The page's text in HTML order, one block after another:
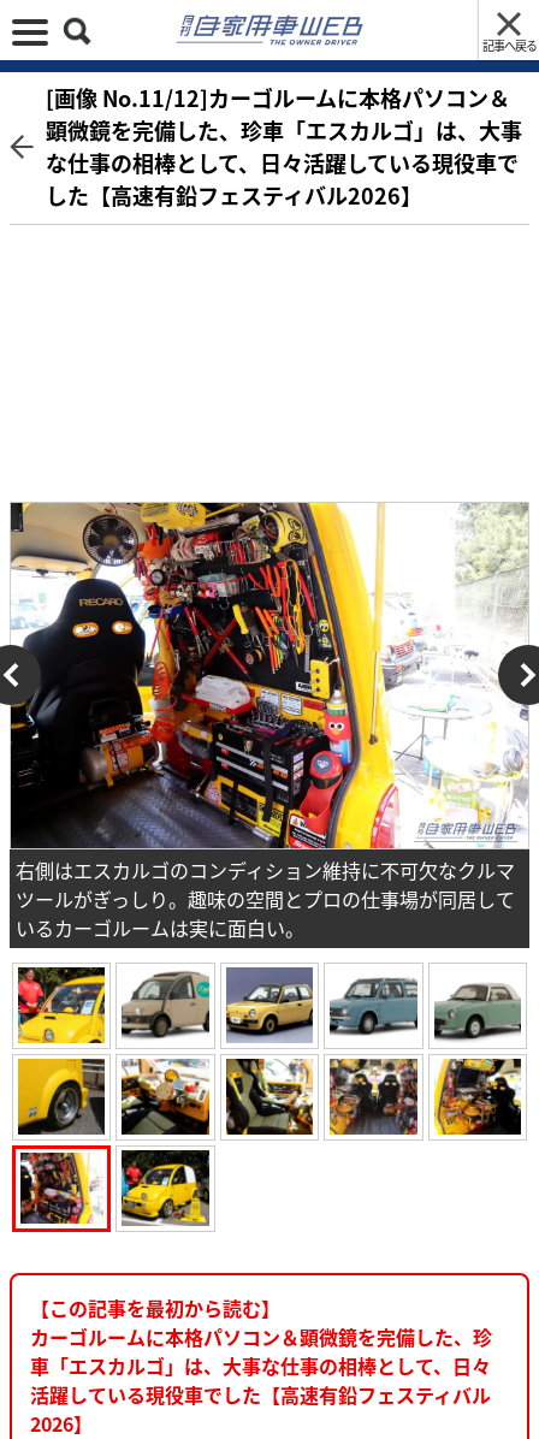
記事へ戻る
[画像 No.11/12]カーゴルームに本格パソコン＆
顕微鏡を完備した、珍車「エスカルゴ」は、大事
な仕事の相棒として、日々活躍している現役車で
した【高速有鉛フェスティバル2026】
右側はエスカルゴのコンディション維持に不可欠なクルマ
ツールがぎっしり。趣味の空間とプロの仕事場が同居して
いるカーゴルームは実に面白い。
【この記事を最初から読む】
カーゴルームに本格パソコン＆顕微鏡を完備した、珍
車「エスカルゴ」は、大事な仕事の相棒として、日々
活躍している現役車でした【高速有鉛フェスティバル
2026】